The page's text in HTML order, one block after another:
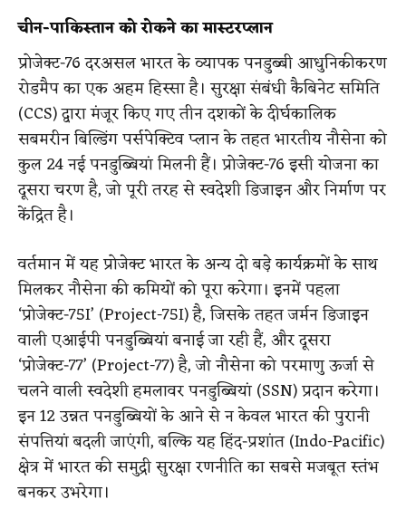
चीन-पाकिस्तान को रोकने का मास्टरप्लान
प्रोजेक्ट-76 दरअसल भारत के व्यापक पनडुब्बी आधुनिकीकरण
रोडमैप का एक अहम हिस्सा है। सुरक्षा संबंधी कैबिनेट समिति
(CCS) द्वारा मंजूर किए गए तीन दशकों के दीर्घकालिक
सबमरीन बिल्डिंग पर्सपेक्टिव प्लान के तहत भारतीय नौसेना को
कुल 24 नई पनडुब्बियां मिलनी हैं। प्रोजेक्ट-76 इसी योजना का
दूसरा चरण है, जो पूरी तरह से स्वदेशी डिजाइन और निर्माण पर
केंद्रित है।
वर्तमान में यह प्रोजेक्ट भारत के अन्य दो बड़े कार्यक्रमों के साथ
मिलकर नौसेना की कमियों को पूरा करेगा। इनमें पहला
‘प्रोजेक्ट-75I’ (Project-75I) है, जिसके तहत जर्मन डिजाइन
वाली एआईपी पनडुब्बियां बनाई जा रही हैं, और दूसरा
‘प्रोजेक्ट-77’ (Project-77) है, जो नौसेना को परमाणु ऊर्जा से
चलने वाली स्वदेशी हमलावर पनडुब्बियां (SSN) प्रदान करेगा।
इन 12 उन्नत पनडुब्बियों के आने से न केवल भारत की पुरानी
संपत्तियां बदली जाएंगी, बल्कि यह हिंद-प्रशांत (Indo-Pacific)
क्षेत्र में भारत की समुद्री सुरक्षा रणनीति का सबसे मजबूत स्तंभ
बनकर उभरेगा।